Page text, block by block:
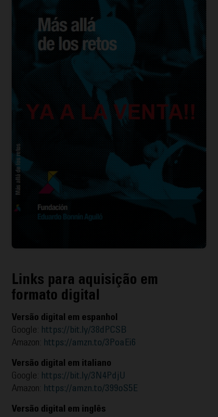
Links para aquisição em
formato digital
Versão digital em espanhol
Google: https://bit.ly/38dPCSB
Amazon: https://amzn.to/3PoaEi6
Versão digital em italiano
Google: https://bit.ly/3N4PdjU
Amazon: https://amzn.to/399oS5E
Versão digital em inglês